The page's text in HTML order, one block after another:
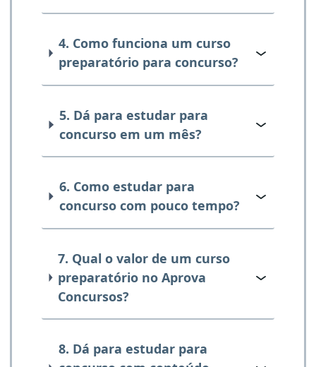
4. Como funciona um curso
preparatório para concurso?
5. Dá para estudar para
concurso em um mês?
6. Como estudar para
concurso com pouco tempo?
7. Qual o valor de um curso
preparatório no Aprova
Concursos?
8. Dá para estudar para